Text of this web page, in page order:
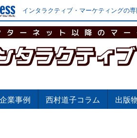
インタラクティブ・マーケティングの
企業事例 西村道子コラム 出版